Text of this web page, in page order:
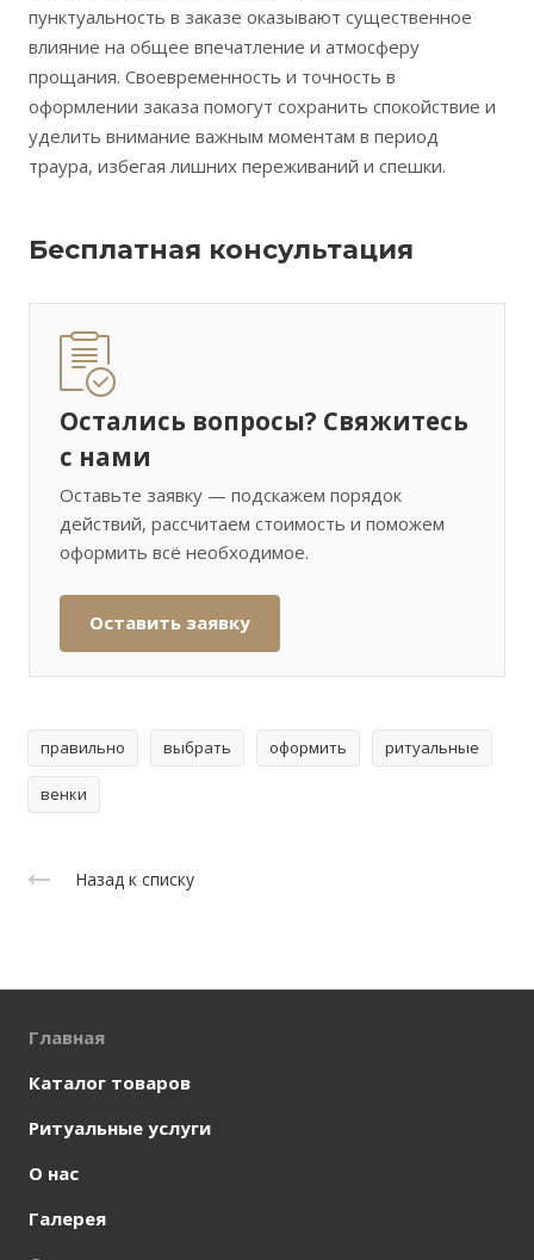
пунктуальность в заказе оказывают существенное
влияние на общее впечатление и атмосферу
прощания. Своевременность и точность в
оформлении заказа помогут сохранить спокойствие и
уделить внимание важным моментам в период
траура, избегая лишних переживаний и спешки.
Бесплатная консультация
Остались вопросы? Свяжитесь
с нами
Оставьте заявку — подскажем порядок
действий, рассчитаем стоимость и поможем
оформить всё необходимое.
Оставить заявку
правильно выбрать оформить ритуальные
венки
Назад к списку
Главная
Каталог товаров
Ритуальные услуги
О нас
Галерея